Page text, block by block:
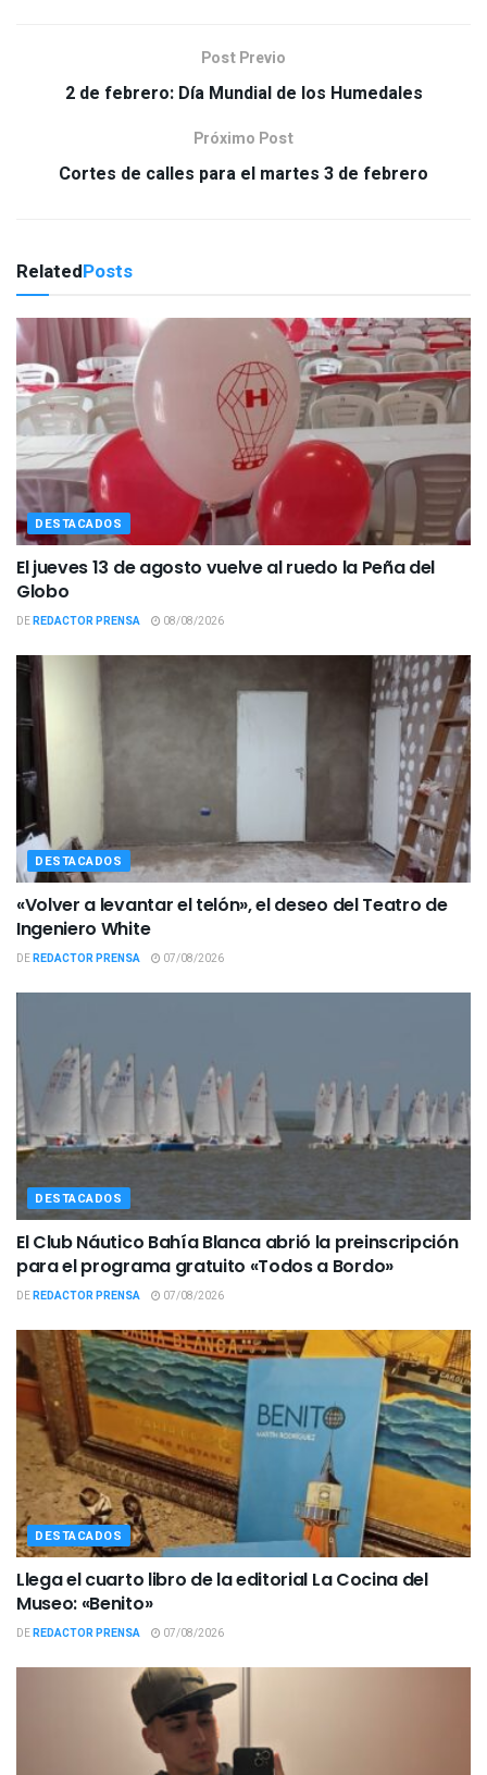
Post Previo
2 de febrero: Día Mundial de los Humedales
Próximo Post
Cortes de calles para el martes 3 de febrero
RelatedPosts
DESTACADOS
El jueves 13 de agosto vuelve al ruedo la Peña del
Globo
DEREDACTOR PRENSA 08/08/2026
DESTACADOS
«Volver a levantar el telón», el deseo del Teatro de
Ingeniero White
DEREDACTOR PRENSA 07/08/2026
DESTACADOS
El Club Náutico Bahía Blanca abrió la preinscripción
para el programa gratuito «Todos a Bordo»
DEREDACTOR PRENSA 07/08/2026
DESTACADOS
Llega el cuarto libro de la editorial La Cocina del
Museo: «Benito»
DEREDACTOR PRENSA 07/08/2026